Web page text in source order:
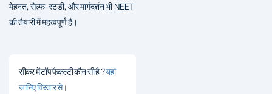
मेहनत, सेल्फ-स्टडी, और मार्गदर्शन भी NEET
की तैयारी में महत्वपूर्ण हैं।
सीकर में टॉप फैकल्टी कौन सी है ?यहां
जानिए विस्तार से।